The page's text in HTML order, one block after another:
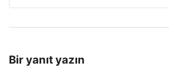
Bir yanıt yazın